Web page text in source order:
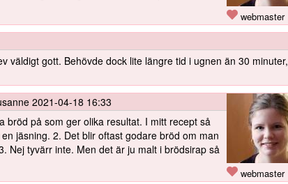
webmaster
väldigt gott. Behövde dock lite längre tid i ugnen än 30 minuter,
webmaster
2021-04-18 16:33
bröd på som ger olika resultat. I mitt recept så
jäsning. 2. Det blir oftast godare bröd om man
Nej tyvärr inte. Men det är ju malt i brödsirap så